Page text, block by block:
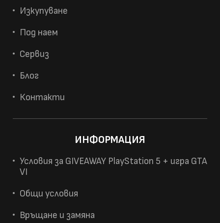
Изкупуване
Под наем
Сервиз
Блог
Контакти
ИНФОРМАЦИЯ
Условия за GIVEAWAY PlayStation 5 + игра GTA
VI
Общи условия
Връщане и замяна